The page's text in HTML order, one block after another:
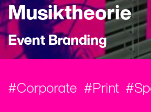
Musiktheorie
Event Branding
Corporate Print